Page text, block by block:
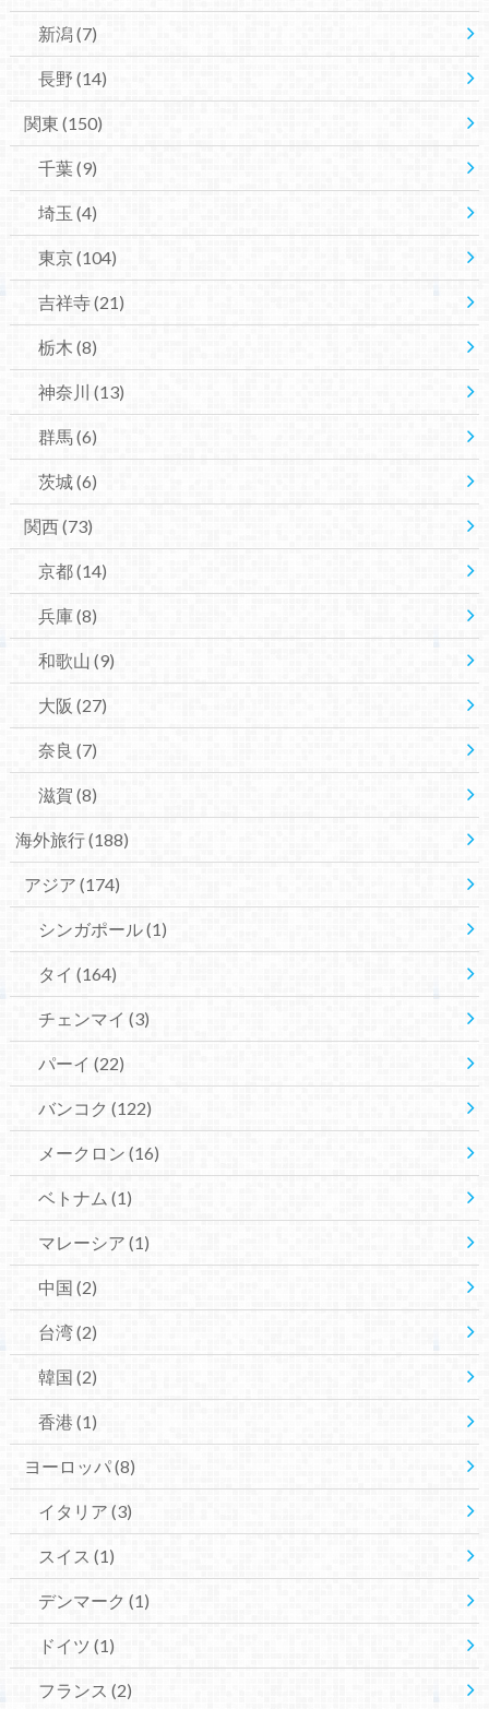
新潟 (7)
長野 (14)
関東 (150)
千葉(9)
埼玉 (4)
東京(104)
吉祥寺(21)
栃木 (8)
神奈川 (13)
群馬(6)
茨城(6)
関西(73)
京都(14)
兵庫(8)
和歌山 (9)
大阪 (27)
奈良 (7)
滋賀 (8)
海外旅行(188)
アジア (174)
シンガポール(1)
タイ (164)
チェンマイ (3)
パーイ (22)
バンコク (122)
メークロン (16)
ベトナム (1)
マレーシア (1)
中国 (2)
台湾(2)
韓国 (2)
香港 (1)
ヨーロッパ(8)
イタリア (3)
スイス (1)
デンマーク (1)
ドイツ (1)
フランス (2)